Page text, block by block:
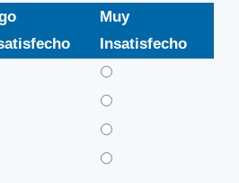
Muy
Insatisfecho